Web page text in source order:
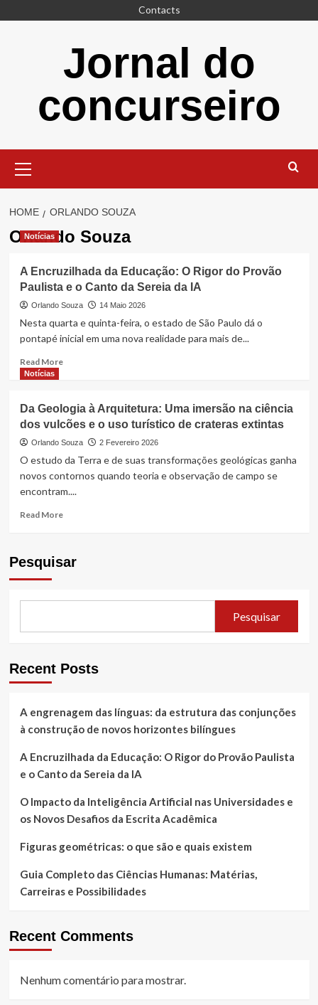
Contacts
Jornal do
concurseiro
Menu
HOME ORLANDO SOUZA
Orlando Souza
Notícias
A Encruzilhada da Educação: O Rigor do Provão
Paulista e o Canto da Sereia da IA
Orlando Souza 14 Maio 2026
Nesta quarta e quinta-feira, o estado de São Paulo dá o
pontapé inicial em uma nova realidade para mais de...
Read MoreRead
Encruzilhada
da
Educação:
O
do
Provão
da
IA
Notícias
Da Geologia à Arquitetura: Uma imersão na ciência
dos vulcões e o uso turístico de crateras extintas
Orlando Souza 2 Fevereiro 2026
O estudo da Terra e de suas transformações geológicas ganha
novos contornos quando teoria e observação de campo se
encontram....
Read MoreRead
Geologia
na
dos
vulcões
uso
turístico
crateras
extintas
Pesquisar
Pesquisar
Recent Posts
A engrenagem das línguas: da estrutura das conjunções
à construção de novos horizontes bilíngues
A Encruzilhada da Educação: O Rigor do Provão Paulista
e o Canto da Sereia da IA
O Impacto da Inteligência Artificial nas Universidades e
os Novos Desafios da Escrita Acadêmica
Figuras geométricas: o que são e quais existem
Guia Completo das Ciências Humanas: Matérias,
Carreiras e Possibilidades
Recent Comments
Nenhum comentário para mostrar.